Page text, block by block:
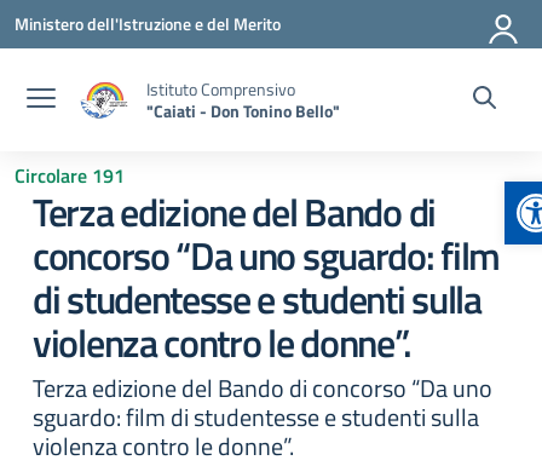
Vai ai contenuti
Vai al menu di navigazione
Vai al footer
Ministero dell'Istruzione e del Merito
Istituto Comprensivo
"Caiati - Don Tonino Bello"
Circolare 191
Terza edizione del Bando di
concorso “Da uno sguardo: film
di studentesse e studenti sulla
violenza contro le donne”.
Terza edizione del Bando di concorso “Da uno
sguardo: film di studentesse e studenti sulla
violenza contro le donne”.